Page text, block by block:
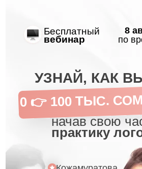
8
по
Бесплатный
вебинар
УЗНАЙ, КАК
0 👉 100 ТЫС.
начав свою
практику